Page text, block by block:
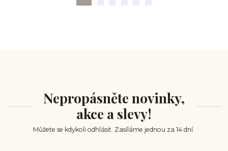
Nepropásněte novinky,
akce a slevy!
Můžete se kdykoli odhlásit. Zasíláme jednou za 14 dní.